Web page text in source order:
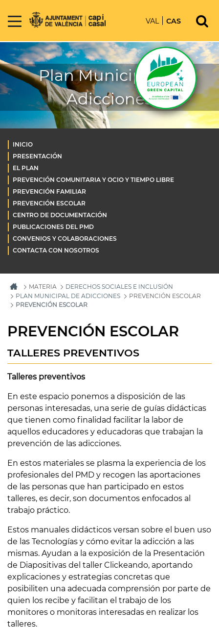
VAL CAS
Plan Municipal de
Adicciones
INICIO
PRESENTACIÓN
EL PLAN
PREVENCIÓN COMUNITARIA Y OCIO Y TIEMPO LIBRE
PREVENCIÓN FAMILIAR
PREVENCIÓN ESCOLAR
CENTRO DE DOCUMENTACIÓN
PUBLICACIONES DEL PMD
CONVENIOS Y COLABORACIONES
CONTACTA CON NOSOTROS
MATERIA
DERECHOS SOCIALES E INCLUSIÓN
PLAN MUNICIPAL DE ADICCIONES
PREVENCIÓN ESCOLAR
PREVENCIÓN ESCOLAR
PREVENCIÓN ESCOLAR
TALLERES PREVENTIVOS
Talleres preventivos
En este espacio ponemos a disposición de las
personas interesadas, una serie de guías didácticas
que tienen como finalidad facilitar la labor de
aquellos educadores y educadoras que trabajan la
prevención de las adicciones.
En estos materiales se plasma la experiencia de los
profesionales del PMD y recogen las aportaciones
de las personas que han participado en estos
talleres, es decir, son documentos enfocados al
trabajo práctico.
Estos manuales didácticos versan sobre el buen uso
de las Tecnologías y cómo evitar la adicción a las
mismas. Ayudan a la exposición de la Presentación
de Diapositivas del taller Clickeando, aportando
explicaciones y estrategias concretas que
posibiliten una adecuada comprensión por parte de
quien los recibe y facilitan el trabajo de los
monitores o monitoras interesadas en realizar los
talleres.